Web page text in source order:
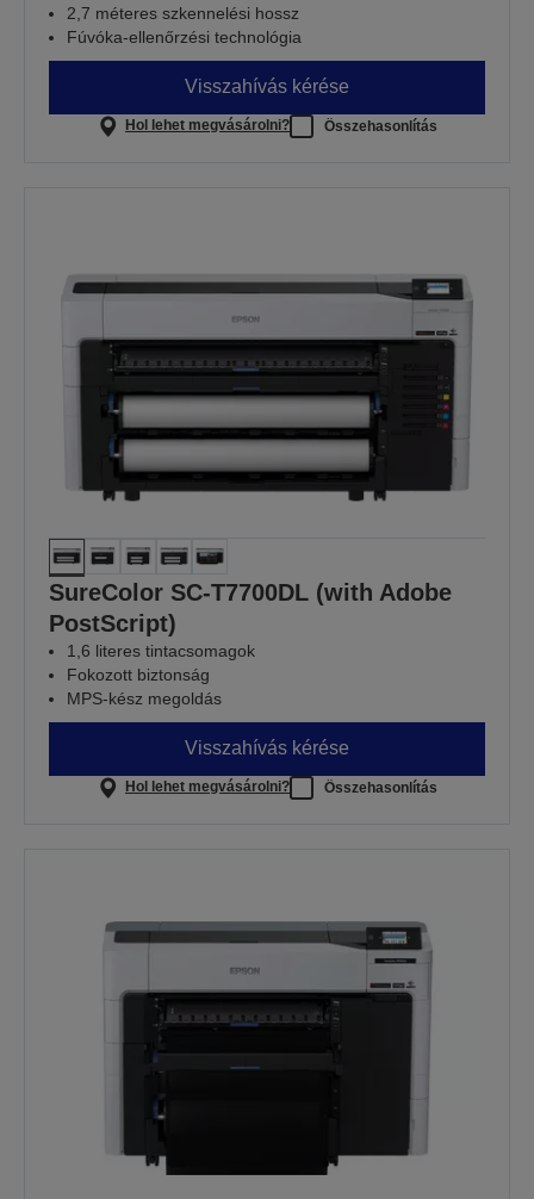
2,7 méteres szkennelési hossz
Fúvóka-ellenőrzési technológia
Visszahívás kérése
Hol lehet megvásárolni? Összehasonlítás
SureColor SC-T7700DL (with Adobe
PostScript)
1,6 literes tintacsomagok
Fokozott biztonság
MPS-kész megoldás
Visszahívás kérése
Hol lehet megvásárolni? Összehasonlítás